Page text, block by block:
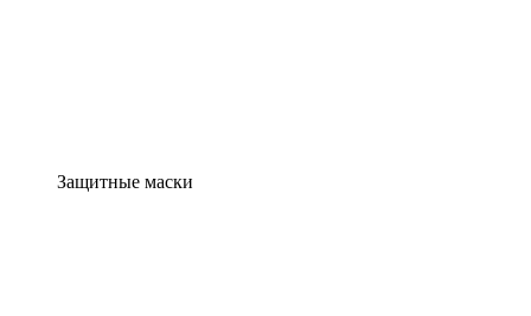
Защитные маски